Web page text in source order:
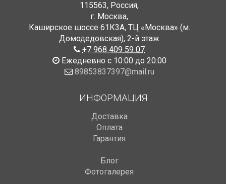
115563, Россия,
г. Москва,
Каширское шоссе 61К3А, ТЦ «Москва» (м.
Домодедовская), 2-й этаж
+7 968 409 59 07
Ежедневно с 10:00 до 20:00
89853837397@mail.ru
ИНФОРМАЦИЯ
Доставка
Оплата
Гарантия
Блог
Фотогалерея